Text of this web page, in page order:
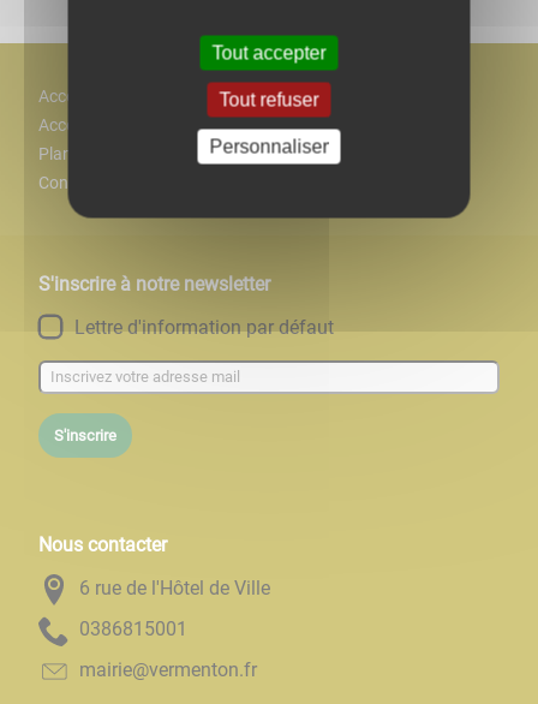
Accès
Accessiblité
Plan
Contact
S'inscrire à notre newsletter
Lettre d'information par défaut
S'inscrire
Nous contacter
6 rue de l'Hôtel de Ville
1005186830
rf.notnemrev@eiriam
Tout accepter
Tout refuser
Personnaliser